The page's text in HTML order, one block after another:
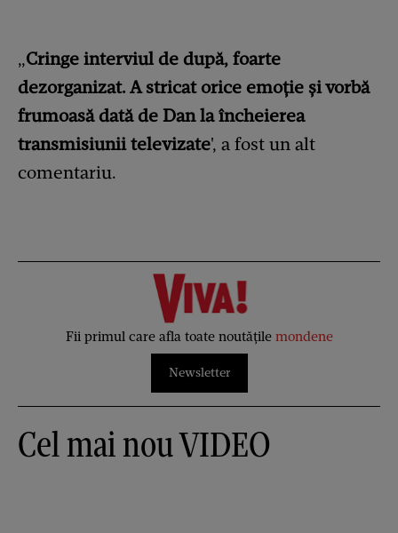
„Cringe interviul de după, foarte
dezorganizat. A stricat orice emoție și vorbă
frumoasă dată de Dan la încheierea
transmisiunii televizate', a fost un alt
comentariu.
Fii primul care afla toate noutățile mondene
Newsletter
Cel mai nou VIDEO